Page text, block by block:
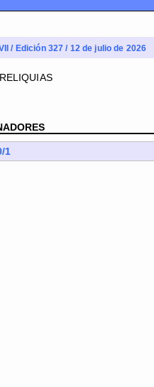
/ Edición 327 / 12 de julio de 2026
1